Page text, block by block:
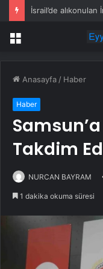
Menü
Anasayfa / Haber
Haber
Takdim
NURCAN BAYRAM
1 dakika okuma süresi